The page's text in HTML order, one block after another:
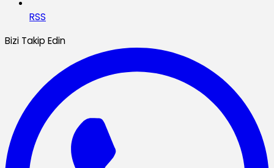
RSS
Bizi Takip Edin